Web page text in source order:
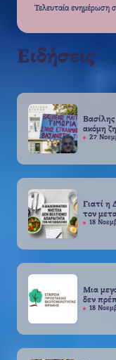
Τελευταία ενημέρωση
Ειδήσεις
Βασίλης
ακόμη
27
Γιατί η
τον
18
Μια
δεν
18